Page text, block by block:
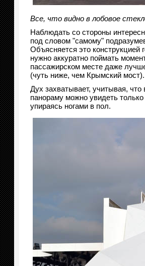
Все, что видно в лобовое
Наблюдать со стороны
под словом "самому"
Объясняется это конструкцией
нужно аккуратно поймать
пассажирском месте даже
(чуть ниже, чем Крымский мост).
Дух захватывает, учитывая,
панораму можно увидеть
упираясь ногами в пол.